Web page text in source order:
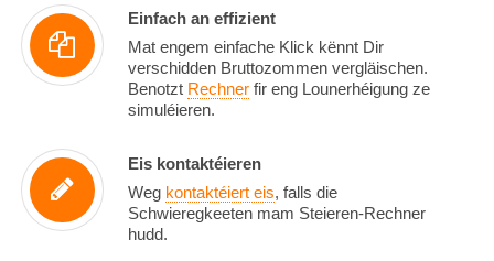
Einfach an effizient
Mat engem einfache Klick kënnt Dir
verschidden Bruttozommen vergläischen.
Benotzt Rechnerfir eng Lounerhéigung ze
simuléieren.
Eis kontaktéieren
Weg kontaktéiert eis, falls die
Schwieregkeeten mam Steieren-Rechner
hudd.